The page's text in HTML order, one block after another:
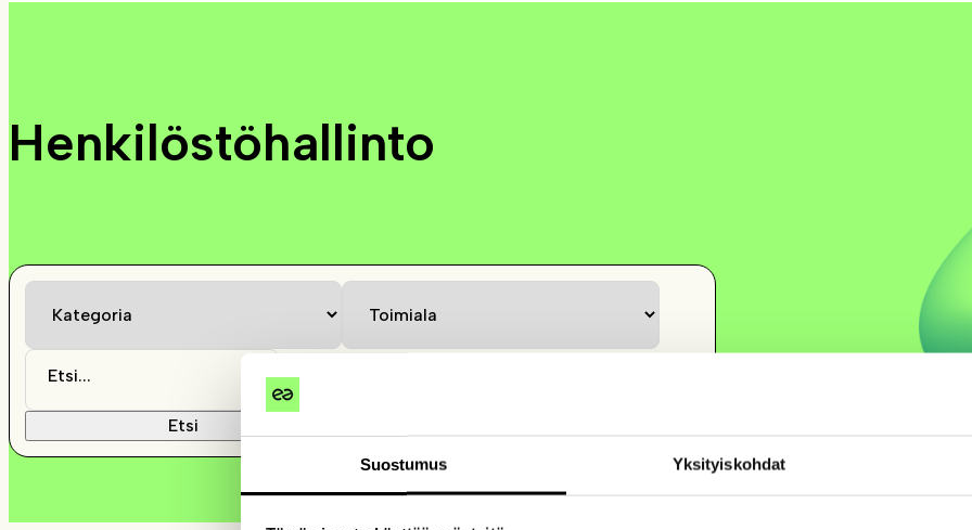
Suostumus Yksityiskohdat
Henkilöstöhallinto
Etsi